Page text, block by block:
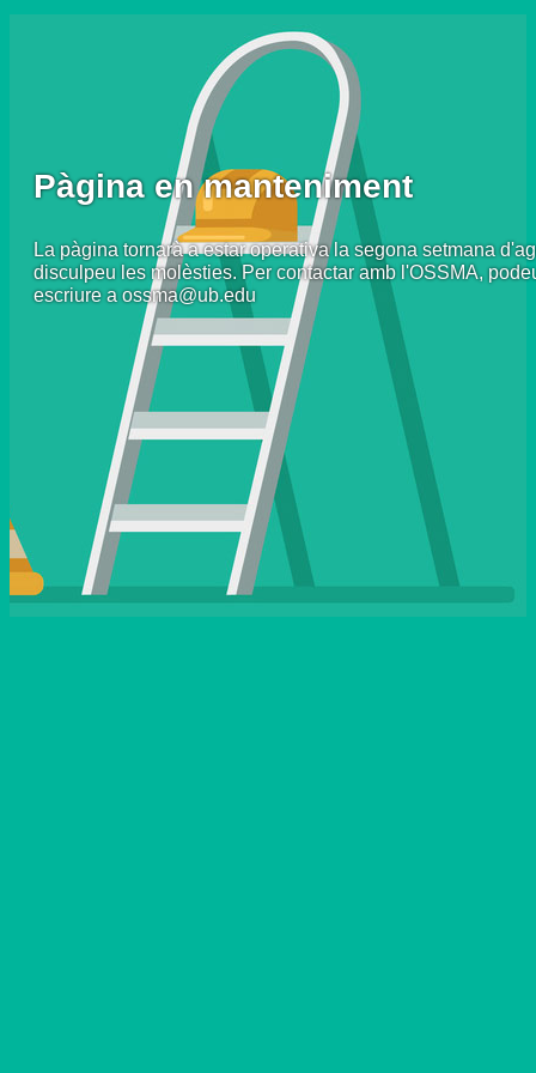
Pàgina en manteniment
La pàgina tornarà a estar operativa la segona setmana
disculpeu les molèsties. Per contactar amb l'OSSMA,
escriure a ossma@ub.edu